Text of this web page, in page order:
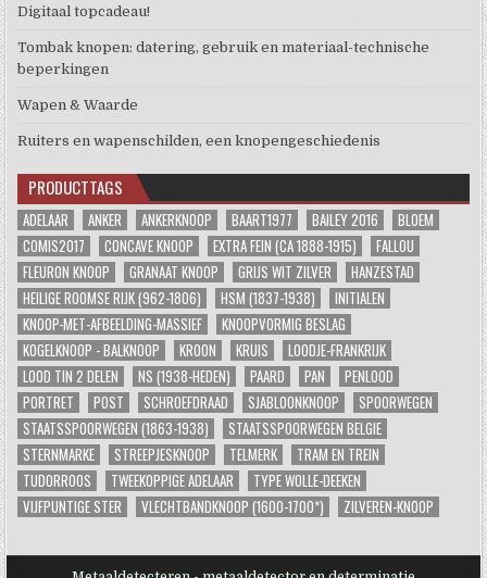
Digitaal topcadeau!
Tombak knopen: datering, gebruik en materiaal-technische
beperkingen
Wapen & Waarde
Ruiters en wapenschilden, een knopengeschiedenis
PRODUCTTAGS
ADELAAR ANKER ANKERKNOOP BAART1977 BAILEY 2016
BLOEM
COMIS2017
CONCAVE KNOOP EXTRA FEIN (CA 1888-1915)
FALLOU
FLEURON KNOOP
GRANAAT KNOOP GRIJS WIT ZILVER
HANZESTAD
HEILIGE ROOMSE RIJK (962-1806)
HSM (1837-1938)
INITIALEN
KNOOP-MET-AFBEELDING-MASSIEF
KNOOPVORMIG BESLAG
KOGELKNOOP - BALKNOOP
KROON KRUIS
LOODJE-FRANKRIJK
LOOD TIN 2 DELEN
NS (1938-HEDEN) PAARD PAN
PENLOOD
PORTRET
POST SCHROEFDRAAD SJABLOONKNOOP
SPOORWEGEN
STAATSSPOORWEGEN (1863-1938)
STAATSSPOORWEGEN BELGIE
STERNMARKE
STREEPJESKNOOP TELMERK
TRAM EN TREIN
TUDORROOS
TWEEKOPPIGE ADELAAR
TYPE WOLLE-DEEKEN
VIJFPUNTIGE STER
VLECHTBANDKNOOP (1600-1700*) ZILVEREN-KNOOP